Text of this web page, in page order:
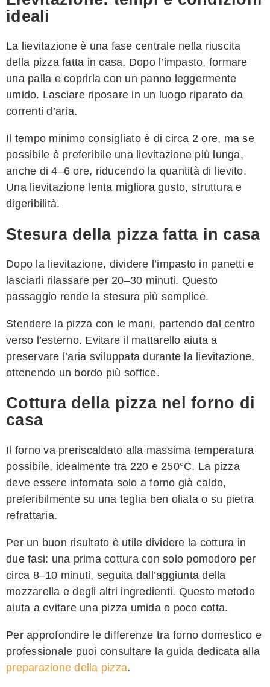
ideali
La lievitazione è una fase centrale nella riuscita
della pizza fatta in casa. Dopo l’impasto, formare
una palla e coprirla con un panno leggermente
umido. Lasciare riposare in un luogo riparato da
correnti d’aria.
Il tempo minimo consigliato è di circa 2 ore, ma se
possibile è preferibile una lievitazione più lunga,
anche di 4–6 ore, riducendo la quantità di lievito.
Una lievitazione lenta migliora gusto, struttura e
digeribilità.
Stesura della pizza fatta in casa
Dopo la lievitazione, dividere l’impasto in panetti e
lasciarli rilassare per 20–30 minuti. Questo
passaggio rende la stesura più semplice.
Stendere la pizza con le mani, partendo dal centro
verso l’esterno. Evitare il mattarello aiuta a
preservare l’aria sviluppata durante la lievitazione,
ottenendo un bordo più soffice.
Cottura della pizza nel forno di
casa
Il forno va preriscaldato alla massima temperatura
possibile, idealmente tra 220 e 250°C. La pizza
deve essere infornata solo a forno già caldo,
preferibilmente su una teglia ben oliata o su pietra
refrattaria.
Per un buon risultato è utile dividere la cottura in
due fasi: una prima cottura con solo pomodoro per
circa 8–10 minuti, seguita dall’aggiunta della
mozzarella e degli altri ingredienti. Questo metodo
aiuta a evitare una pizza umida o poco cotta.
Per approfondire le differenze tra forno domestico e
professionale puoi consultare la guida dedicata alla
preparazione della pizza.